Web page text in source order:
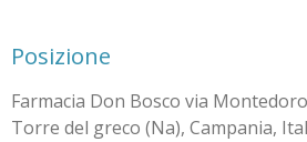
Posizione
Farmacia Don Bosco via
Torre del greco (Na), Campania,